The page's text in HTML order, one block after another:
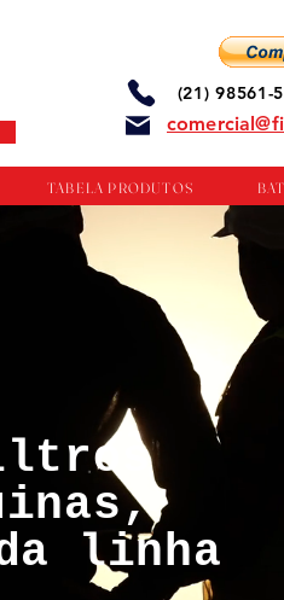
(21) 98561-
TABELA PRODUTOS
linha